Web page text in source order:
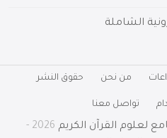
الشاملة
من نحن حقوق النشر
تواصل معنا
لعلوم القرآن الكريم
2026 -